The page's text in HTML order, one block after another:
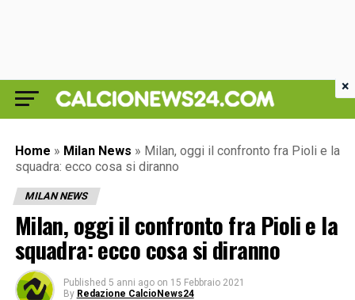
Home » Milan News » Milan, oggi il confronto fra Pioli e la
squadra: ecco cosa si diranno
MILAN NEWS
Milan, oggi il confronto fra Pioli e la
squadra: ecco cosa si diranno
Published 5 anni ago on 15 Febbraio 2021
By Redazione CalcioNews24
×